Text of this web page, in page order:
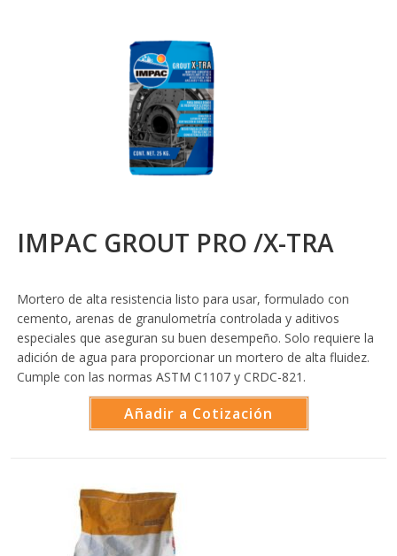
IMPAC GROUT PRO /X-TRA
Mortero de alta resistencia listo para usar, formulado con
cemento, arenas de granulometría controlada y aditivos
especiales que aseguran su buen desempeño. Solo requiere la
adición de agua para proporcionar un mortero de alta fluidez.
Cumple con las normas ASTM C1107 y CRDC-821.
Añadir a Cotización